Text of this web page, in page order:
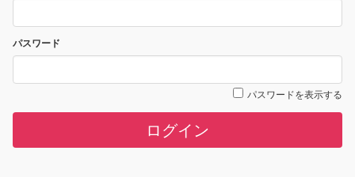
パスワード
パスワードを表示する
ログイン